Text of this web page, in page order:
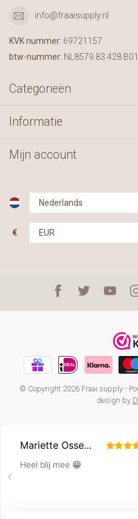
info@fraaisupply.nl
KVK nummer: 69721157
btw-nummer: NL8579.83.428.B01
Categorieën
Informatie
Mijn account
€
© Copyright 2026 Fraai supply-
design by